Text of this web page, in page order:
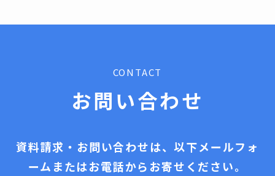
CONTACT
お問い合わせ
資料請求・お問い合わせは、以下メールフォ
ームまたはお電話からお寄せください。